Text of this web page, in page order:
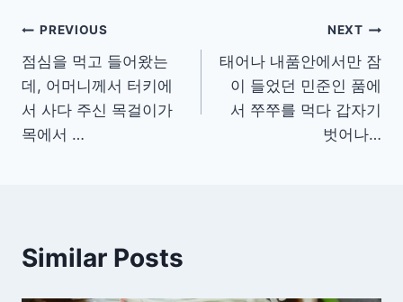
글
탐
색
PREVIOUS
점심을 먹고 들어왔는
데, 어머니께서 터키에
서 사다 주신 목걸이가
목에서 …
NEXT
태어나 내품안에서만 잠
이 들었던 민준인 품에
서 쭈쭈를 먹다 갑자기
벗어나…
Similar Posts